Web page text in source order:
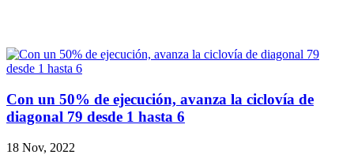
Con un 50% de ejecución, avanza la ciclovía de
diagonal 79 desde 1 hasta 6
18 Nov, 2022